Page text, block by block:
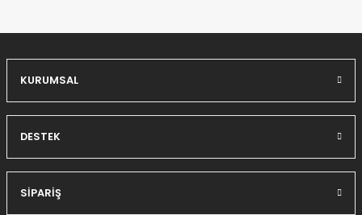
KURUMSAL
DESTEK
SİPARİŞ